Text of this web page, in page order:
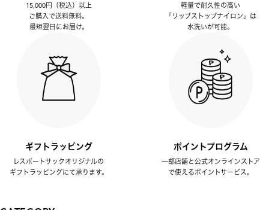
15,000円（税込）以上
ご購入で送料無料。
最短翌日にお届け。
軽量で耐久性の高い
「リップストップナイロン」は
水洗いが可能。
ギフトラッピング
レスポートサックオリジナルの
ギフトラッピングにて承ります。
ポイントプログラム
一部店舗と公式オンラインストア
で使えるポイントサービス。